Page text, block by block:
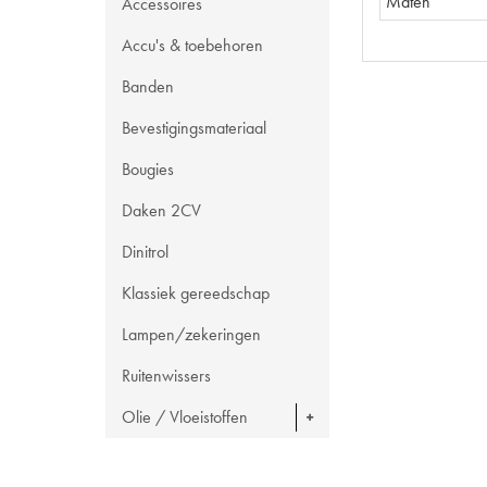
Accu's & toebehoren
Banden
Bevestigingsmateriaal
Bougies
Daken 2CV
Dinitrol
Klassiek gereedschap
Lampen/zekeringen
Ruitenwissers
Olie / Vloeistoffen